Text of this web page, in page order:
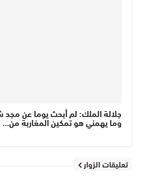
جلالة الملك: لم أبحث يوما عن
وما يهمني هو تمكين المغاربة من…
تعليقات الزوار